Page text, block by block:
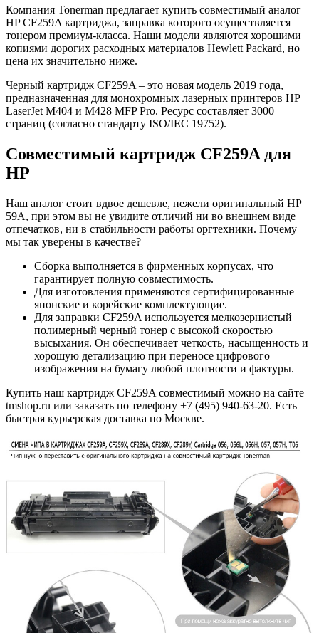
Компания Tonerman предлагает купить совместимый аналог
HP CF259A картриджа, заправка которого осуществляется
тонером премиум-класса. Наши модели являются хорошими
копиями дорогих расходных материалов Hewlett Packard, но
цена их значительно ниже.
Черный картридж CF259A – это новая модель 2019 года,
предназначенная для монохромных лазерных принтеров HP
LaserJet M404 и M428 MFP Pro. Ресурс составляет 3000
страниц (согласно стандарту ISO/IEC 19752).
Совместимый картридж CF259A для
HP
Наш аналог стоит вдвое дешевле, нежели оригинальный HP
59A, при этом вы не увидите отличий ни во внешнем виде
отпечатков, ни в стабильности работы оргтехники. Почему
мы так уверены в качестве?
Сборка выполняется в фирменных корпусах, что
гарантирует полную совместимость.
Для изготовления применяются сертифицированные
японские и корейские комплектующие.
Для заправки CF259A используется мелкозернистый
полимерный черный тонер с высокой скоростью
высыхания. Он обеспечивает четкость, насыщенность и
хорошую детализацию при переносе цифрового
изображения на бумагу любой плотности и фактуры.
Купить наш картридж CF259A совместимый можно на сайте
tmshop.ru или заказать по телефону +7 (495) 940-63-20. Есть
быстрая курьерская доставка по Москве.